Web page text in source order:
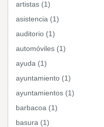
artistas (1)
asistencia (1)
auditorio (1)
automóviles (1)
ayuda (1)
ayuntamiento (1)
ayuntamientos (1)
barbacoa (1)
basura (1)